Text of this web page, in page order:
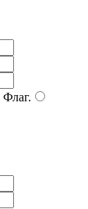
Флаг.